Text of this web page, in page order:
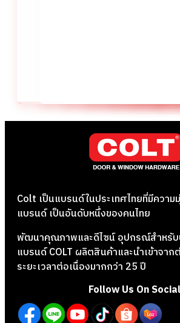
Colt เป็นแบรนด์ในประเทศไทยที่มีควา
แบรนด์ เป็นอันดับหนึ่งของคนไทย
พัฒนาคุณภาพและดีไซน์ อุปกรณ์สำหรับ
แบรนด์ COLT ผลิตสินค้าและนำเข้าจาก
ระยะเวลาต่อเนื่องมากกว่า 25 ปี
Follow Us On